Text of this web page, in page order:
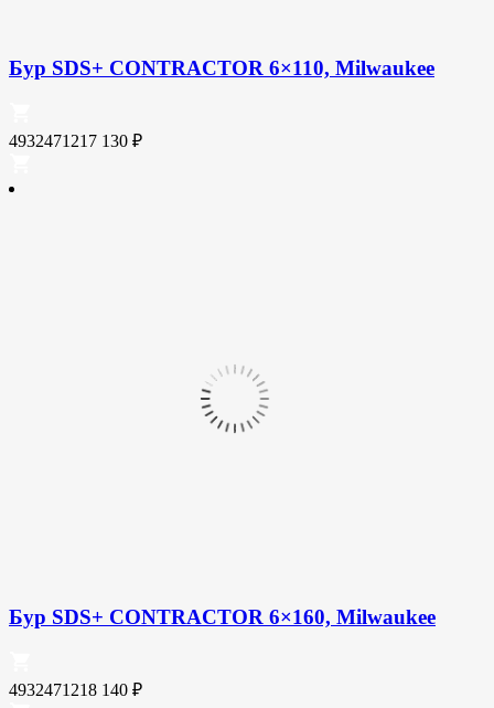
Бур SDS+ CONTRACTOR 6×110, Milwaukee
4932471217 130 ₽
Бур SDS+ CONTRACTOR 6×160, Milwaukee
4932471218 140 ₽